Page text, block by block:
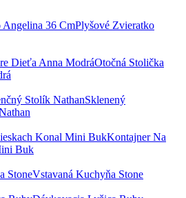
Plyšové Zvieratko
Otočná Stolička
Sklenený
Kontajner Na
Buk
Vstavaná Kuchyňa Stone